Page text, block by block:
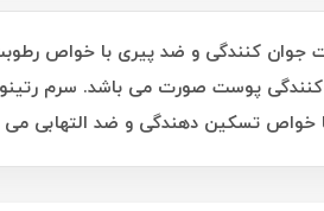
سرمی با قابلیت جوان کنندگی و ضد پیری